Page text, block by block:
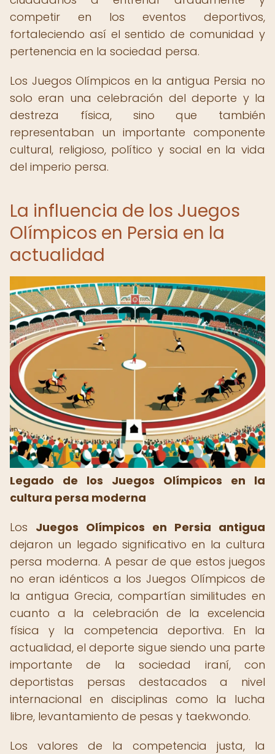
competir en los eventos deportivos,
fortaleciendo así el sentido de comunidad y
pertenencia en la sociedad persa.
Los Juegos Olímpicos en la antigua Persia no
solo eran una celebración del deporte y la
destreza física, sino que también
representaban un importante componente
cultural, religioso, político y social en la vida
del imperio persa.
La influencia de los Juegos
Olímpicos en Persia en la
actualidad
Legado de los Juegos Olímpicos en la
cultura persa moderna
Los Juegos Olímpicos en Persia antigua
dejaron un legado significativo en la cultura
persa moderna. A pesar de que estos juegos
no eran idénticos a los Juegos Olímpicos de
la antigua Grecia, compartían similitudes en
cuanto a la celebración de la excelencia
física y la competencia deportiva. En la
actualidad, el deporte sigue siendo una parte
importante de la sociedad iraní, con
deportistas persas destacados a nivel
internacional en disciplinas como la lucha
libre, levantamiento de pesas y taekwondo.
Los valores de la competencia justa, la